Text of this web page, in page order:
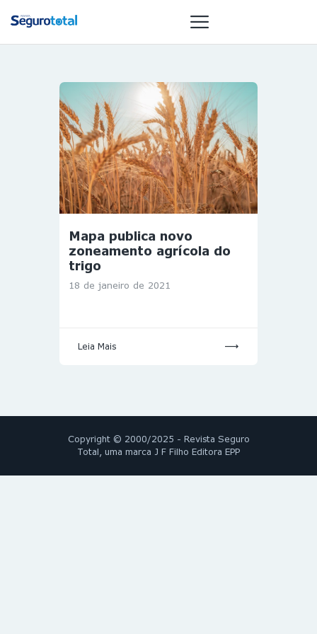
NOTÍCIAS
REVISTA
ESPECIAIS
GAIVOTA DE
OURO
ST SUMMIT
GESTORAS
HOMEST
HOME
Mapa publica novo
zoneamento agrícola do
trigo
18 de janeiro de 2021
Leia Mais
Copyright © 2000/2025 - Revista Seguro
Total, uma marca J F Filho Editora EPP